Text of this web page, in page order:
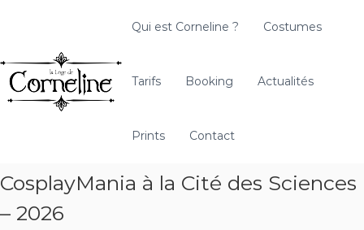
e
t
e
n
L
e
e
t
a
o
Qui est Corneline ? Costumes
Tarifs Booking Actualités
Prints Contact
CosplayMania à la Cité des Sciences
– 2026